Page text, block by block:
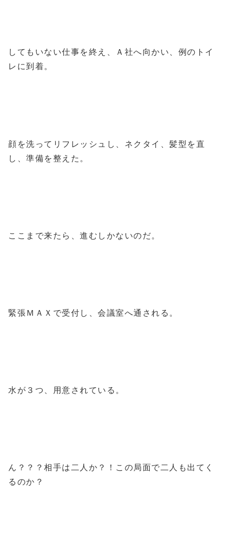
してもいない仕事を終え、Ａ社へ向かい、例のトイ
レに到着。
顔を洗ってリフレッシュし、ネクタイ、髪型を直
し、準備を整えた。
ここまで来たら、進むしかないのだ。
緊張ＭＡＸで受付し、会議室へ通される。
水が３つ、用意されている。
ん？？？相手は二人か？！この局面で二人も出てく
るのか？